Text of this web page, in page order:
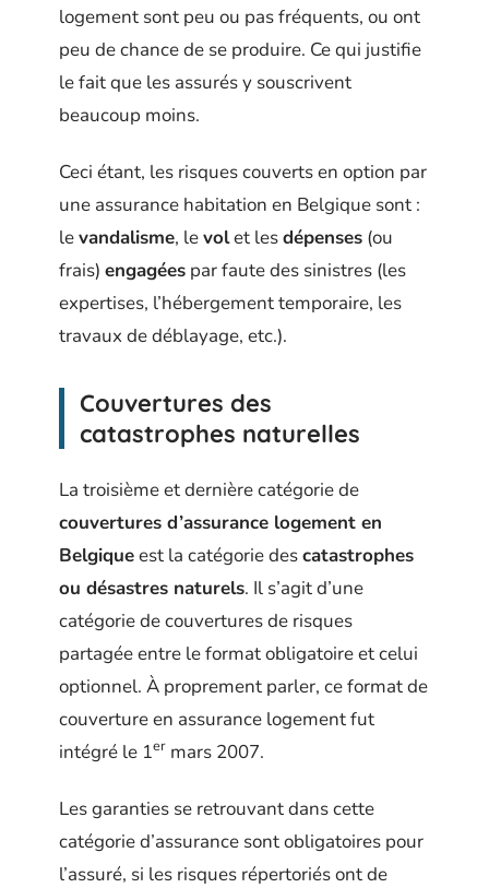
logement sont peu ou pas fréquents, ou ont
peu de chance de se produire. Ce qui justifie
le fait que les assurés y souscrivent
beaucoup moins.
Ceci étant, les risques couverts en option par
une assurance habitation en Belgique sont :
levandalisme, levolet lesdépenses (ou
frais) engagées par faute des sinistres (les
expertises, l’hébergement temporaire, les
travaux de déblayage, etc.).
Couvertures des
catastrophes naturelles
La troisième et dernière catégorie de
couvertures d’assurance logement en
Belgiqueest la catégorie descatastrophes
ou désastres naturels. Il s’agit d’une
catégorie de couvertures de risques
partagée entre le format obligatoire et celui
optionnel. À proprement parler, ce format de
couverture en assurance logement fut
intégré le 1er mars 2007.
Les garanties se retrouvant dans cette
catégorie d’assurance sont obligatoires pour
l’assuré, si les risques répertoriés ont de